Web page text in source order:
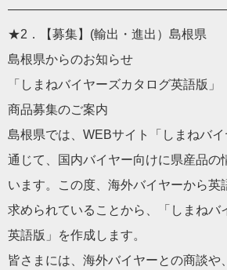
——————————
★2．【募集】(輸出・進出）島根県
島根県からのお知らせ
「しまねバイヤーズカタログ英語版」
商品募集のご案内
島根県では、WEBサイト「しまねバ
通じて、国内バイヤー向けに県産品の
います。この度、海外バイヤーから英
求められていることから、「しまねバ
英語版」を作成します。
皆さまには、海外バイヤーとの商談や